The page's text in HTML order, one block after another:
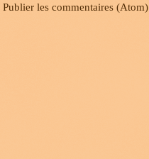
Publier les commentaires (Atom)